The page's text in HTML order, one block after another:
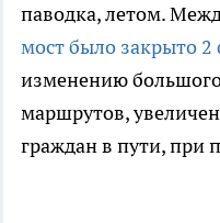
паводка, летом.
мост было закрыто 2
изменению
маршрутов,
граждан в пути, при